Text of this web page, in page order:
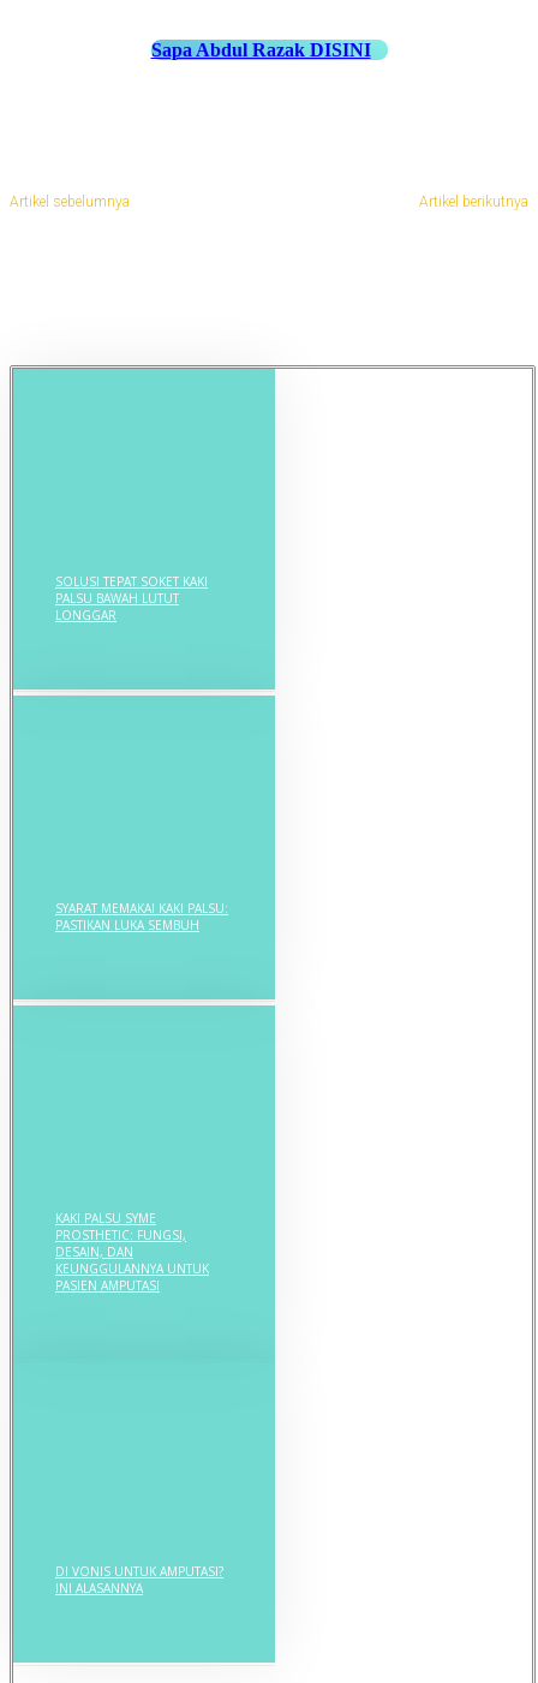
Sapa Abdul Razak DISINI
Artikel sebelumnya Artikel berikutnya
SOLUSI TEPAT SOKET KAKI
PALSU BAWAH LUTUT
LONGGAR
SYARAT MEMAKAI KAKI PALSU:
PASTIKAN LUKA SEMBUH
KAKI PALSU SYME
PROSTHETIC: FUNGSI,
DESAIN, DAN
KEUNGGULANNYA UNTUK
PASIEN AMPUTASI
DI VONIS UNTUK AMPUTASI?
INI ALASANNYA